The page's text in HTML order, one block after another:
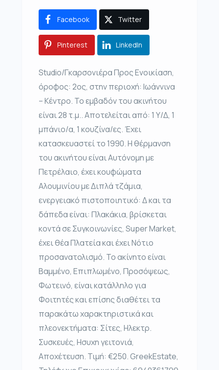
Facebook Twitter
Pinterest LinkedIn
Studio/Γκαρσονιέρα Προς Ενοικίαση,
όροφος: 2ος, στην περιοχή: Ιωάννινα
– Κέντρο. Το εμβαδόν του ακινήτου
είναι 28 τ.μ.. Αποτελείται από: 1 Υ/Δ, 1
μπάνιο/α, 1 κουζίνα/ες. Έχει
κατασκευαστεί το 1990. Η θέρμανση
του ακινήτου είναι Αυτόνομη με
Πετρέλαιο, έχει κουφώματα
Αλουμινίου με Διπλά τζάμια,
ενεργειακό πιστοποιητικό: Δ και τα
δάπεδα είναι: Πλακάκια, βρίσκεται
κοντά σε Συγκοινωνίες, Super Market,
έχει θέα Πλατεία και έχει Νότιο
προσανατολισμό. Το ακίνητο είναι
Βαμμένο, Επιπλωμένο, Προσόψεως,
Φωτεινό, είναι κατάλληλο για
Φοιτητές και επίσης διαθέτει τα
παρακάτω χαρακτηριστικά και
πλεονεκτήματα: Σίτες, Ηλεκτρ.
Συσκευές, Ησυχη γειτονιά,
Αποχέτευση. Τιμή: €250. GreekEstate,